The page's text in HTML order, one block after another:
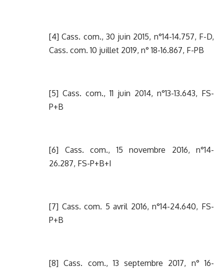
[4] Cass. com., 30 juin 2015, n°14-14.757, F-D,
Cass. com. 10 juillet 2019, n° 18-16.867, F-PB
[5] Cass. com., 11 juin 2014, n°13-13.643, FS-
P+B
[6] Cass. com., 15 novembre 2016, n°14-
26.287, FS-P+B+I
[7] Cass. com. 5 avril 2016, n°14-24.640, FS-
P+B
[8] Cass. com., 13 septembre 2017, n° 16-